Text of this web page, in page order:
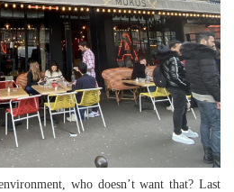
who doesn’t want that? Last